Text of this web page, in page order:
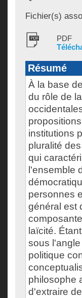
Fichier(s)
PDF
Résumé
À la base
du rôle de
institutions
pluralité
qui
l'ensemble
personnes
général est
laïcité.
sous
politique
philosophe
d'extraire